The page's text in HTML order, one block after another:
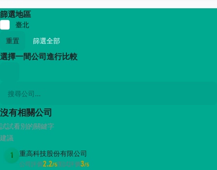
篩選地區
臺北
重置
篩選全部
選擇一間公司進行比較
沒有相關公司
試試看別的關鍵字
建議
1 重高科技股份有限公司
公司評價2.2/5面試評價3/5